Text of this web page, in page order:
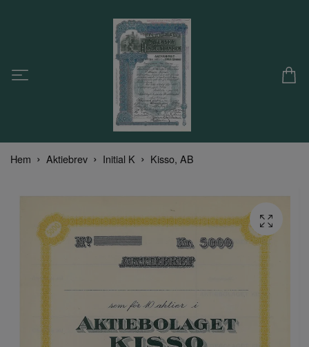
Hem Aktiebrev Initial K Kisso, AB